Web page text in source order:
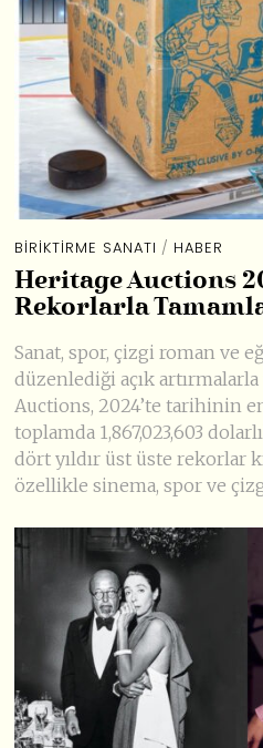
BIRIKTIRME SANATI / HABER
Heritage Auctions
Rekorlarla
Sanat, spor, çizgi roman ve
düzenlediği açık
Auctions, 2024’te tarihinin
toplamda 1,867,023,603
dört yıldır üst üste rekorlar
özellikle sinema, spor ve